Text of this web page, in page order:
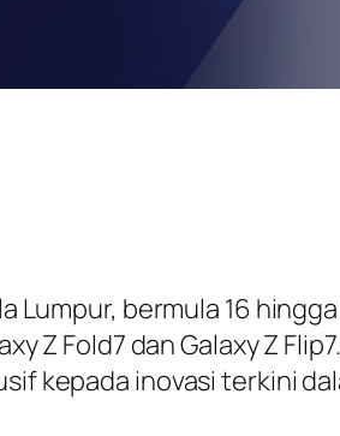
Lumpur, bermula 16
Z Fold7 dan Galaxy Z
kepada inovasi terkini